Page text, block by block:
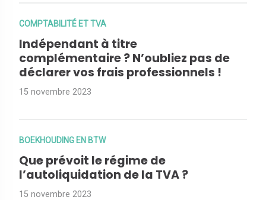
COMPTABILITÉ ET TVA
Indépendant à titre
complémentaire ? N’oubliez pas de
déclarer vos frais professionnels !
15 novembre 2023
BOEKHOUDING EN BTW
Que prévoit le régime de
l’autoliquidation de la TVA ?
15 novembre 2023